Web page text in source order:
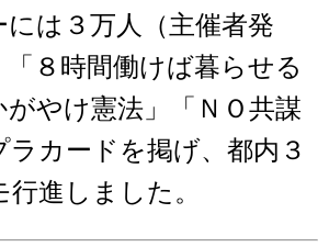
は３万人（主催者発
８時間働けば暮らせる
やけ憲法」「ＮＯ共謀
カードを掲げ、都内３
進しました。